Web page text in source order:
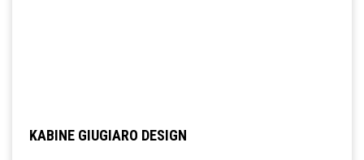
KABINE GIUGIARO DESIGN